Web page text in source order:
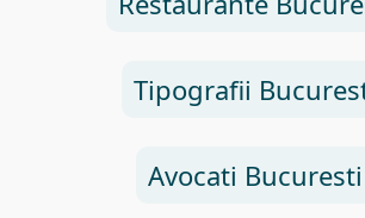
Tipografii
Avocati Bucuresti